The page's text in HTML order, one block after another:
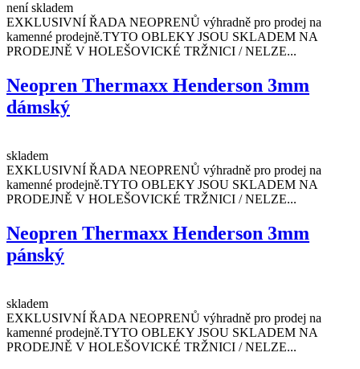
není skladem
EXKLUSIVNÍ ŘADA NEOPRENŮ výhradně pro prodej na
kamenné prodejně.TYTO OBLEKY JSOU SKLADEM NA
PRODEJNĚ V HOLEŠOVICKÉ TRŽNICI / NELZE...
Neopren Thermaxx Henderson 3mm
dámský
skladem
EXKLUSIVNÍ ŘADA NEOPRENŮ výhradně pro prodej na
kamenné prodejně.TYTO OBLEKY JSOU SKLADEM NA
PRODEJNĚ V HOLEŠOVICKÉ TRŽNICI / NELZE...
Neopren Thermaxx Henderson 3mm
pánský
skladem
EXKLUSIVNÍ ŘADA NEOPRENŮ výhradně pro prodej na
kamenné prodejně.TYTO OBLEKY JSOU SKLADEM NA
PRODEJNĚ V HOLEŠOVICKÉ TRŽNICI / NELZE...